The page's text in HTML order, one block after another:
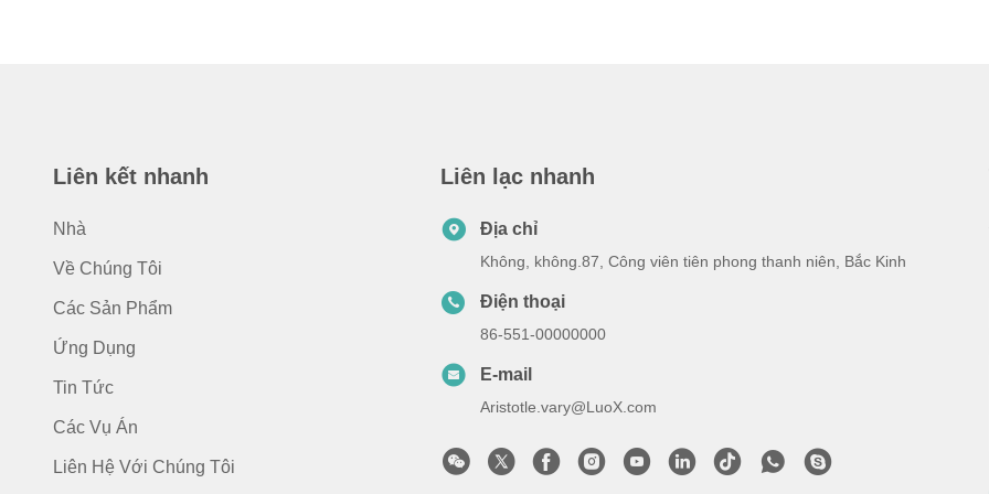
Liên kết nhanh
Nhà
Về Chúng Tôi
Các Sản Phẩm
Ứng Dụng
Tin Tức
Các Vụ Án
Liên Hệ Với Chúng Tôi
Liên lạc nhanh
Địa chỉ
Không, không.87, Công viên tiên phong thanh niên, Bắc Kinh
Điện thoại
86-551-00000000
E-mail
Aristotle.vary@LuoX.com